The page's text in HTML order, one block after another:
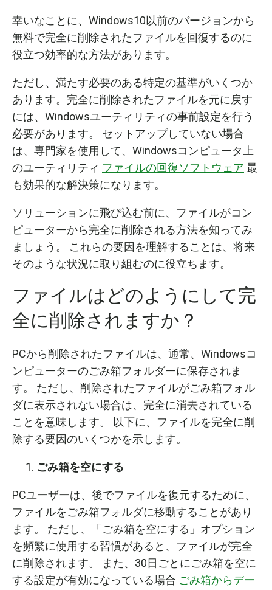
幸いなことに、Windows10以前のバージョンから
無料で完全に削除されたファイルを回復するのに
役立つ効率的な方法があります。
ただし、満たす必要のある特定の基準がいくつか
あります。完全に削除されたファイルを元に戻す
には、Windowsユーティリティの事前設定を行う
必要があります。 セットアップしていない場合
は、専門家を使用して、Windowsコンピュータ上
のユーティリティ ファイルの回復ソフトウェア 最
も効果的な解決策になります。
ソリューションに飛び込む前に、ファイルがコン
ピューターから完全に削除される方法を知ってみ
ましょう。 これらの要因を理解することは、将来
そのような状況に取り組むのに役立ちます。
ファイルはどのようにして完
全に削除されますか？
PCから削除されたファイルは、通常、Windowsコ
ンピューターのごみ箱フォルダーに保存されま
す。 ただし、削除されたファイルがごみ箱フォル
ダに表示されない場合は、完全に消去されている
ことを意味します。 以下に、ファイルを完全に削
除する要因のいくつかを示します。
ごみ箱を空にする
PCユーザーは、後でファイルを復元するために、
ファイルをごみ箱フォルダに移動することがあり
ます。 ただし、「ごみ箱を空にする」オプション
を頻繁に使用する習慣があると、ファイルが完全
に削除されます。 また、30日ごとにごみ箱を空に
する設定が有効になっている場合 ごみ箱からデー